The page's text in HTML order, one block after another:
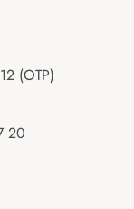
(OTP)
20